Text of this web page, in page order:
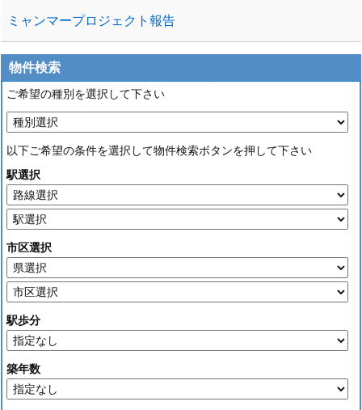
ミャンマープロジェクト報告
物件検索
ご希望の種別を選択して下さい
以下ご希望の条件を選択して物件検索ボタンを押して下さい
駅選択
市区選択
駅歩分
築年数